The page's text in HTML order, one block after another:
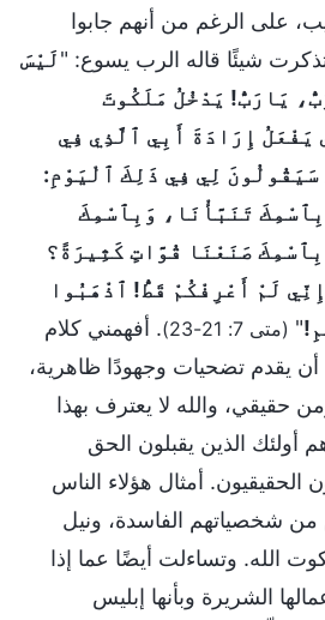
على الرغم من أنهم جابوا
تذكرت شيئًا قاله الرب يسوع: "لَيْسَ
يَارَبُّ! يَدْخُلُ مَلَكُوتَ
يَفْعَلُ إِرَادَةَ أَبِي ٱلَّذِي فِي
لِي فِي ذَلِكَ ٱلْيَوْمِ:
تَنَبَّأْنَا، وَبِٱسْمِكَ
صَنَعْنَا قُوَّاتٍ كَثِيرَةً؟
لَمْ أَعْرِفْكُمْ قَطُّ! ٱذْهَبُوا
" (متى 7: 21-23)
. أفهمني كلام
يقدم تضحيات وجهودًا ظاهرية،
حقيقي، والله لا يعترف بهذا
أولئك الذين يقبلون الحق
الحقيقيون. أمثال هؤلاء الناس
شخصياتهم الفاسدة، ونيل
الله. وتساءلت أيضًا عما إذا
الشريرة وبأنها إبليس